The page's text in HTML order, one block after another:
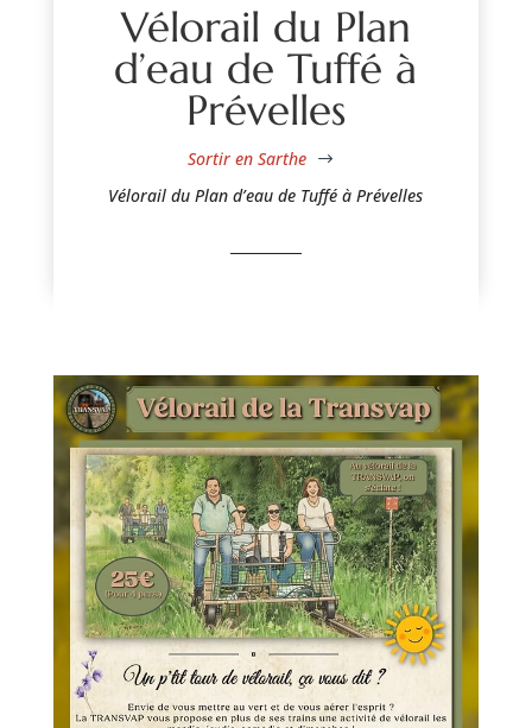
Vélorail du Plan
d’eau de Tuffé à
Prévelles
Sortir en Sarthe $
Vélorail du Plan d’eau de Tuffé à Prévelles